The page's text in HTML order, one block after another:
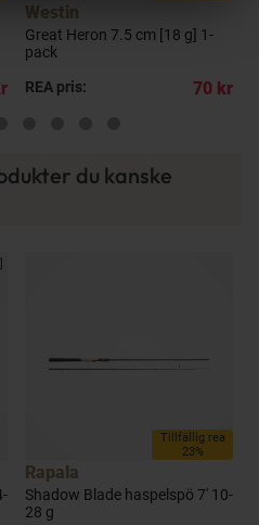
Westin
Great Heron 7.5 cm [18 g] 1-
pack
REA pris:
70 kr
du kanske
Tillfällig rea
23%
Rapala
Shadow Blade haspelspö 7' 10-
28 g